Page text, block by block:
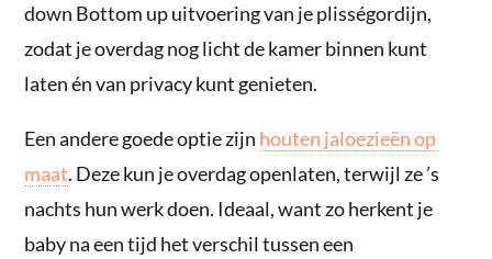
down Bottom up uitvoering van je plisségordijn,
zodat je overdag nog licht de kamer binnen kunt
laten én van privacy kunt genieten.
Een andere goede optie zijn houten jaloezieën op
maat. Deze kun je overdag openlaten, terwijl ze ’s
nachts hun werk doen. Ideaal, want zo herkent je
baby na een tijd het verschil tussen een